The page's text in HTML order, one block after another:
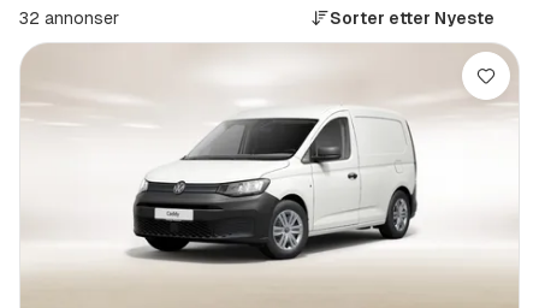
Cargo
32 annonser Sorter etter Nyeste
Lagre